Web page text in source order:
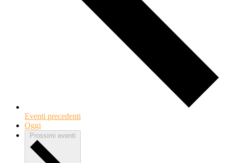
Eventi precedenti
Oggi
Prossimi eventi